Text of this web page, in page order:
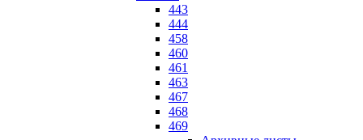
443
444
458
460
461
463
467
468
469